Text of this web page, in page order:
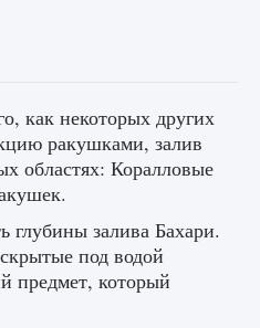
как некоторых других
ракушками, залив
областях: Коралловые
глубины залива Бахари.
под водой
предмет, который